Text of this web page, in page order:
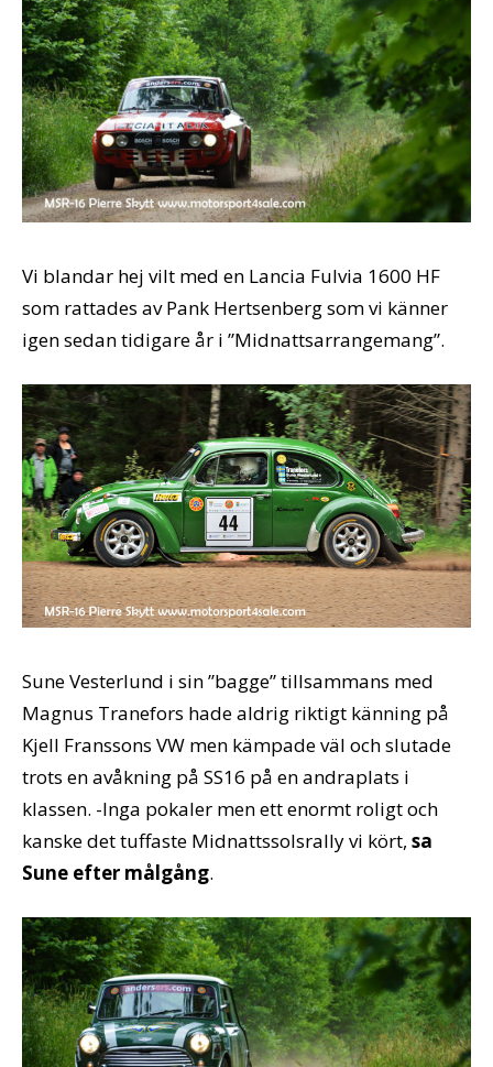
Vi blandar hej vilt med en Lancia Fulvia 1600 HF
som rattades av Pank Hertsenberg som vi känner
igen sedan tidigare år i ”Midnattsarrangemang”.
Sune Vesterlund i sin ”bagge” tillsammans med
Magnus Tranefors hade aldrig riktigt känning på
Kjell Franssons VW men kämpade väl och slutade
trots en avåkning på SS16 på en andraplats i
klassen. -Inga pokaler men ett enormt roligt och
kanske det tuffaste Midnattssolsrally vi kört, sa
Sune efter målgång.